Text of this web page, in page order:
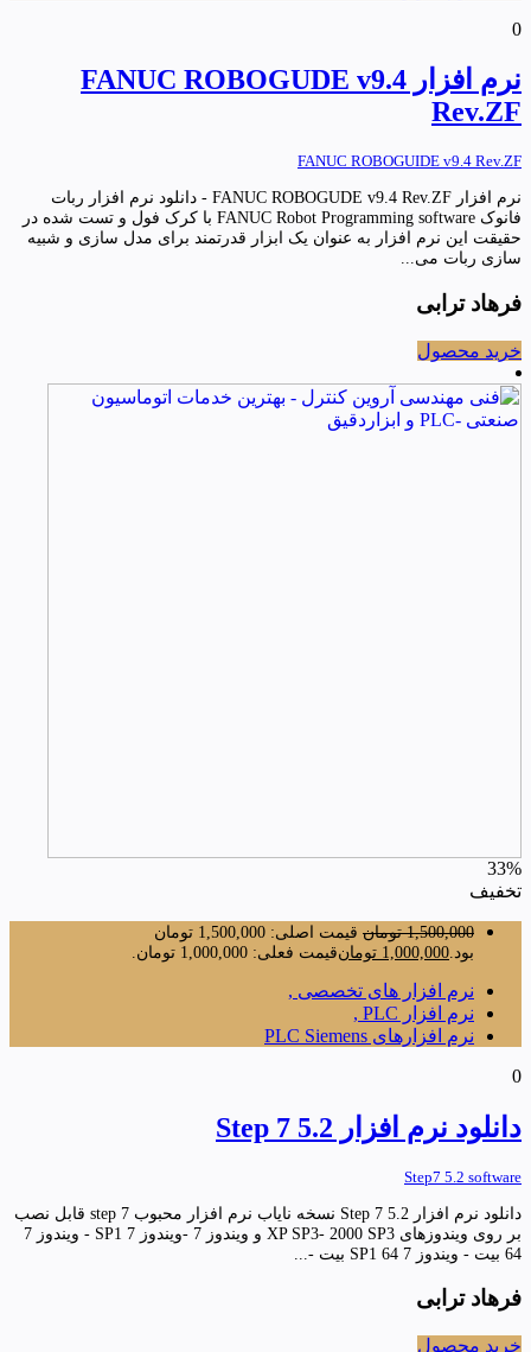
0
نرم افزار FANUC ROBOGUDE v9.4
Rev.ZF
FANUC ROBOGUIDE v9.4 Rev.ZF
نرم افزار FANUC ROBOGUDE v9.4 Rev.ZF - دانلود نرم افزار ربات
فانوک FANUC Robot Programming software با کرک فول و تست شده در
حقیقت این نرم افزار به عنوان یک ابزار قدرتمند برای مدل سازی و شبیه
سازی ربات می...
فرهاد ترابی
خرید محصول
33%
تخفیف
1,500,000 تومان
قیمت اصلی: 1,500,000 تومان
بود. 1,000,000 تومانقیمت فعلی: 1,000,000 تومان.
نرم افزار های تخصصی ,
نرم افزار PLC ,
نرم افزارهای PLC Siemens
0
دانلود نرم افزار Step 7 5.2
Step7 5.2 software
دانلود نرم افزار Step 7 5.2 نسخه نایاب نرم افزار محبوب step 7 قابل نصب
بر روی ویندوزهای XP SP3- 2000 SP3 و ویندوز 7 -ویندوز 7 SP1 - ویندوز 7
64 بیت - ویندوز 7 SP1 64 بیت -...
فرهاد ترابی
خرید محصول